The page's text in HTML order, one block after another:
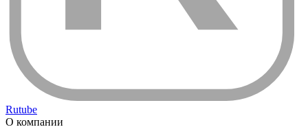
Rutube
О компании